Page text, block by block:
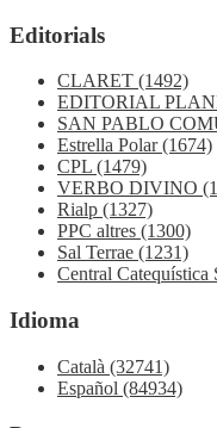
Editorials
CLARET (1492)
EDITORIAL
SAN PABLO
Estrella Polar(1674)
CPL (1479)
VERBO DIVINO
Rialp (1327)
PPC altres (1300)
Sal Terrae (1231)
Central Catequística
Idioma
Català (32741)
Español (84934)